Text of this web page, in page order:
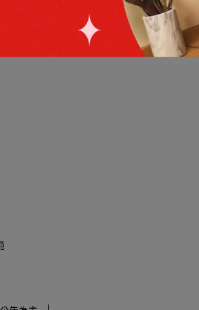
很抱歉，無商品符合篩選
請重新輸入篩選